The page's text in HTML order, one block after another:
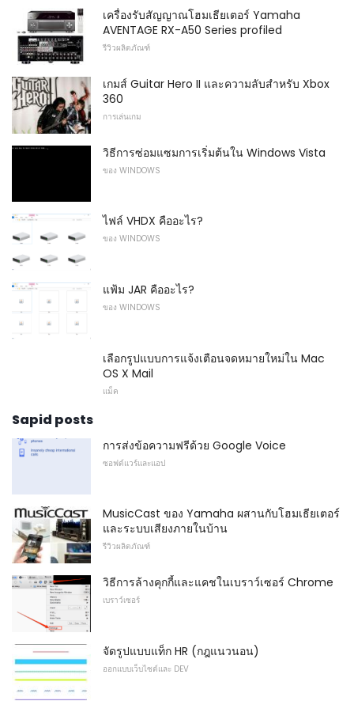
เครื่องรับสัญญาณโฮมเธียเตอร์ Yamaha
AVENTAGE RX-A50 Series profiled
รีวิวผลิตภัณฑ์
เกมส์ Guitar Hero II และความลับสำหรับ Xbox
360
การเล่นเกม
วิธีการซ่อมแซมการเริ่มต้นใน Windows Vista
ของ WINDOWS
ไฟล์ VHDX คืออะไร?
ของ WINDOWS
แฟ้ม JAR คืออะไร?
ของ WINDOWS
เลือกรูปแบบการแจ้งเตือนจดหมายใหม่ใน Mac
OS X Mail
แม็ค
Sapid posts
การส่งข้อความฟรีด้วย Google Voice
ซอฟต์แวร์และแอป
MusicCast ของ Yamaha ผสานกับโฮมเธียเตอร์
และระบบเสียงภายในบ้าน
รีวิวผลิตภัณฑ์
วิธีการล้างคุกกี้และแคชในเบราว์เซอร์ Chrome
เบราว์เซอร์
จัดรูปแบบแท็ก HR (กฎแนวนอน)
ออกแบบเว็บไซต์และ DEV